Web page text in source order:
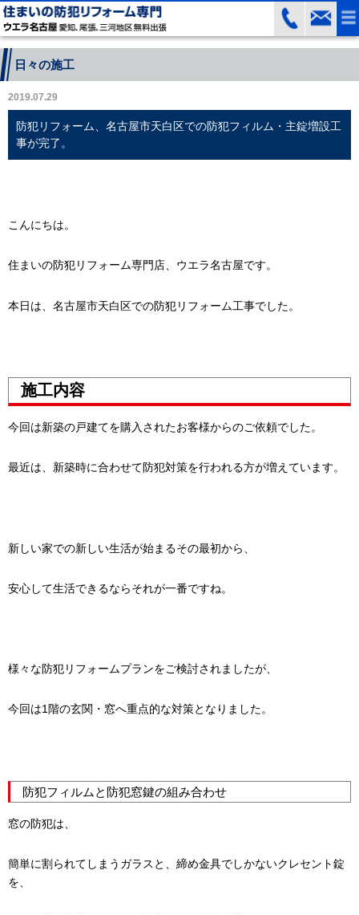
日々の施工
2019.07.29
防犯リフォーム、名古屋市天白区での防犯フィルム・主錠増設工
事が完了。
こんにちは。
住まいの防犯リフォーム専門店、ウエラ名古屋です。
本日は、名古屋市天白区での防犯リフォーム工事でした。
施工内容
今回は新築の戸建てを購入されたお客様からのご依頼でした。
最近は、新築時に合わせて防犯対策を行われる方が増えています。
新しい家での新しい生活が始まるその最初から、
安心して生活できるならそれが一番ですね。
様々な防犯リフォームプランをご検討されましたが、
今回は1階の玄関・窓へ重点的な対策となりました。
防犯フィルムと防犯窓鍵の組み合わせ
窓の防犯は、
簡単に割られてしまうガラスと、締め金具でしかないクレセント錠
を、